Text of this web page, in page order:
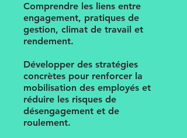
Comprendre les liens entre
engagement, pratiques de
gestion, climat de travail et
rendement.
Développer des stratégies
concrètes pour renforcer la
mobilisation des employés et
réduire les risques de
désengagement et de
roulement.